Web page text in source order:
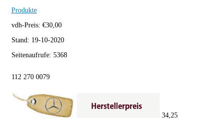
Produkte
vdh-Preis: €30,00
Stand: 19-10-2020
Seitenaufrufe: 5368
112 270 0079
34,25